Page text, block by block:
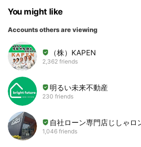
You might like
Accounts others are viewing
（株）KAPEN
2,362 friends
明るい未来不動産
230 friends
自社ローン専門店じしゃロ
1,046 friends